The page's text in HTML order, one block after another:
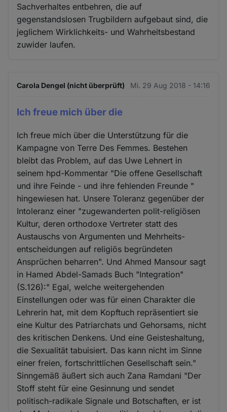
Sachverhaltes entbehren, die auf
gegenstandslosen Trugbildern aufgebaut sind, die
jeglichem Wirklichkeits- und Wahrheitsbestand
zuwider laufen.
Carola Dengel (nicht überprüft) Mi. 29 Aug 2018 - 14:16
Ich freue mich über die
Ich freue mich über die Unterstützung für die
Kampagne von Terre Des Femmes. Bestehen
bleibt das Problem, auf das Uwe Lehnert in
seinem hpd-Kommentar "Die offene Gesellschaft
und ihre Feinde - und ihre fehlenden Freunde "
hingewiesen hat. Unsere Toleranz gegenüber der
Intoleranz einer "zugewanderten polit-religiösen
Kultur, deren orthodoxe Vertreter statt des
Austauschs von Argumenten und Mehrheits-
entscheidungen auf religiös begründeten
Ansprüchen beharren". Und Ahmed Mansour sagt
in Hamed Abdel-Samads Buch "Integration"
(S.126):" Egal, welche weitergehenden
Einstellungen oder was für einen Charakter die
Lehrerin hat, mit dem Kopftuch repräsentiert sie
eine Kultur des Patriarchats und Gehorsams, nicht
des kritischen Denkens. Und eine Geisteshaltung,
die Sexualität tabuisiert. Das kann nicht im Sinne
einer freien, fortschrittlichen Gesellschaft sein."
Sinngemäß äußert sich auch Zana Ramdani "Der
Stoff steht für eine Gesinnung und sendet
politisch-radikale Signale und Botschaften, er ist